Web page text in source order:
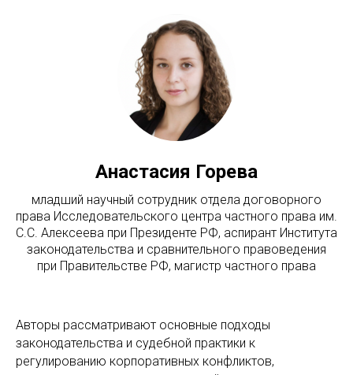
Анастасия Горева
младший научный сотрудник отдела договорного
права Исследовательского центра частного права им.
С.С. Алексеева при Президенте РФ, аспирант Института
законодательства и сравнительного правоведения
при Правительстве РФ, магистр частного права
Авторы рассматривают основные подходы
законодательства и судебной практики к
регулированию корпоративных конфликтов,